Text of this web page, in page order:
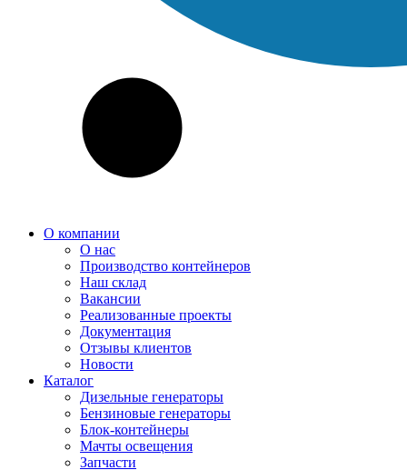
О компании
О нас
Производство контейнеров
Наш склад
Вакансии
Реализованные проекты
Документация
Отзывы клиентов
Новости
Каталог
Дизельные генераторы
Бензиновые генераторы
Блок-контейнеры
Мачты освещения
Запчасти